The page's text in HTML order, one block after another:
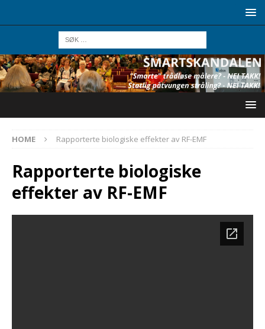
HOME Rapporterte biologiske effekter av RF-EMF
Rapporterte biologiske
effekter av RF-EMF